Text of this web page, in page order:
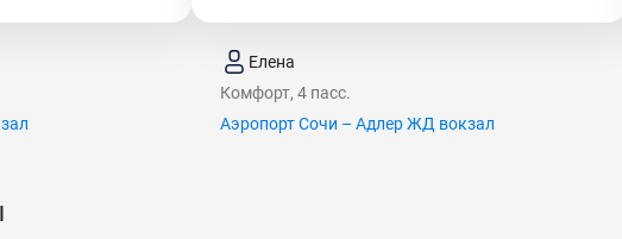
Елена
Комфорт, 4 пасс.
Аэропорт Сочи – Адлер ЖД вокзал